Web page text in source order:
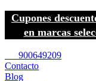
Cupones
en marcas
900649209
Contacto
Blog